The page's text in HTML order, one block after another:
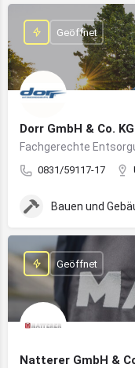
Dorr GmbH & Co. KG
0831/59117-17
Geöffnet
Bauen und
Natterer GmbH &
Geöffnet